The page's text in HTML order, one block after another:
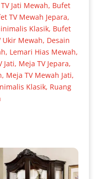
Jati Mewah, Bufet
TV Mewah Jepara,
Klasik, Bufet
Ukir Mewah, Desain
, Lemari Hias Mewah,
Jati, Meja TV Jepara,
, Meja TV Mewah Jati,
Klasik, Ruang